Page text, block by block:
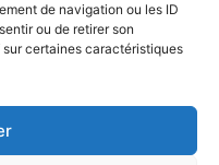
de navigation ou les ID
ou de retirer son
certaines caractéristiques
2026